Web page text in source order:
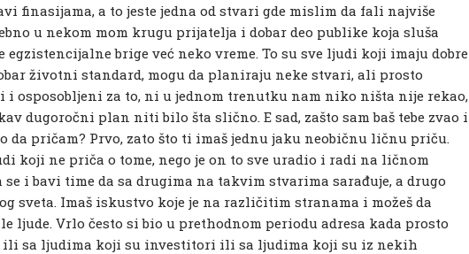
finasijama, a to jeste jedna od stvari gde mislim da fali najviše
u nekom mom krugu prijatelja i dobar deo publike koja sluša
egzistencijalne brige već neko vreme. To su sve ljudi koji imaju dobre
životni standard, mogu da planiraju neke stvari, ali prosto
i osposobljeni za to, ni u jednom trenutku nam niko ništa nije rekao,
dugoročni plan niti bilo šta slično. E sad, zašto sam baš tebe zvao i
da pričam? Prvo, zato što ti imaš jednu jaku neobičnu ličnu priču.
koji ne priča o tome, nego je on to sve uradio i radi na ličnom
i bavi time da sa drugima na takvim stvarima sarađuje, a drugo
sveta. Imaš iskustvo koje je na različitim stranama i možeš da
ljude. Vrlo često si bio u prethodnom periodu adresa kada prosto
ili sa ljudima koji su investitori ili sa ljudima koji su iz nekih